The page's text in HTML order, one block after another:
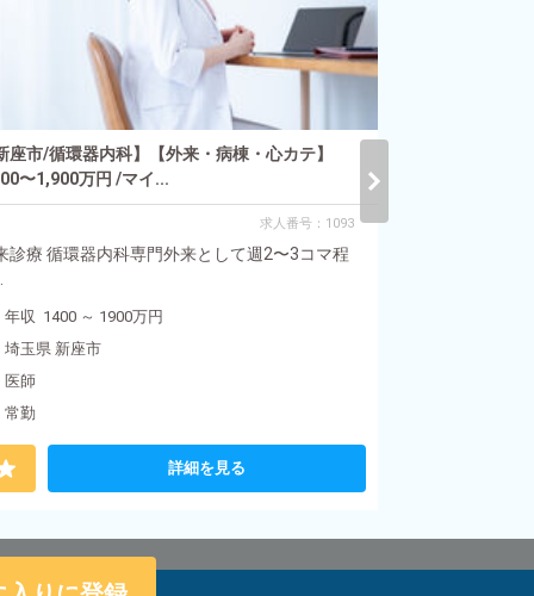
座市/循環器内科】【外来・病棟・心カテ】
〜1,900万円 /マイ...
求人番号：1093
診療 循環器内科専門外来として週2〜3コマ程
年収 1400 ～ 1900万円
埼玉県 新座市
医師
常勤
詳細を見る